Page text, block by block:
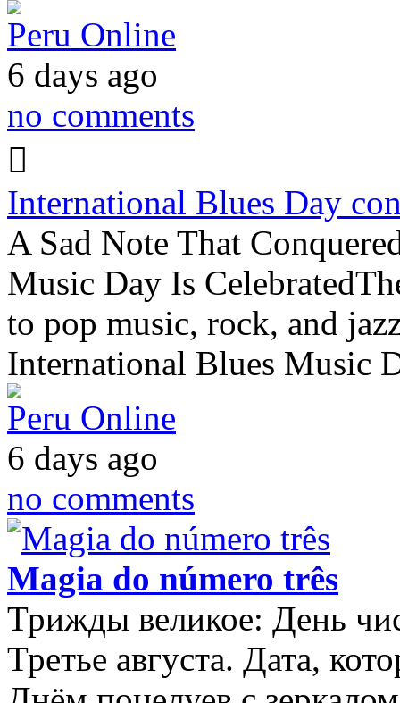
Peru Online
6 days ago
no comments
International Blues Day
A Sad Note That
Music Day Is
to pop music, rock, and
International Blues Music
Peru Online
6 days ago
no comments
Magia do número três
Трижды великое: День
Третье августа. Дата,